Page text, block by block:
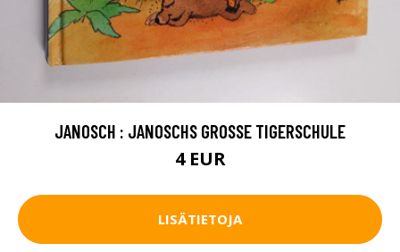
JANOSCH : JANOSCHS GROSSE TIGERSCHULE
4 EUR
LISÄTIETOJA